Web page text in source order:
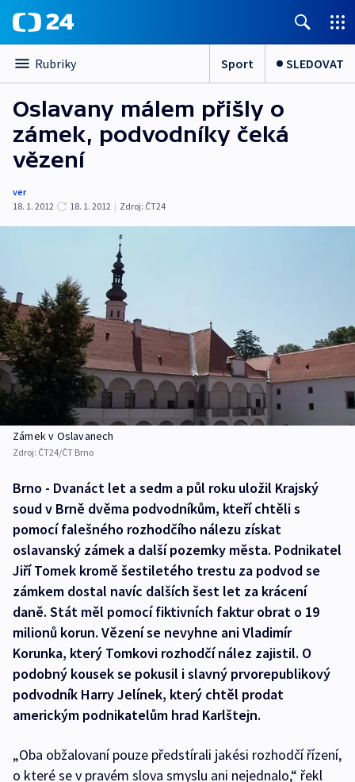
Rubriky Sport SLEDOVAT
Oslavany málem přišly o
zámek, podvodníky čeká
vězení
ver
18. 1. 2012
18. 1. 2012 | Zdroj: ČT24
Zámek v Oslavanech
Zdroj: ČT24/ČT Brno
Brno - Dvanáct let a sedm a půl roku uložil Krajský
soud v Brně dvěma podvodníkům, kteří chtěli s
pomocí falešného rozhodčího nálezu získat
oslavanský zámek a další pozemky města. Podnikatel
Jiří Tomek kromě šestiletého trestu za podvod se
zámkem dostal navíc dalších šest let za krácení
daně. Stát měl pomocí fiktivních faktur obrat o 19
milionů korun. Vězení se nevyhne ani Vladimír
Korunka, který Tomkovi rozhodčí nález zajistil. O
podobný kousek se pokusil i slavný prvorepublikový
podvodník Harry Jelínek, který chtěl prodat
americkým podnikatelům hrad Karlštejn.
„Oba obžalovaní pouze předstírali jakési rozhodčí řízení,
o které se v pravém slova smyslu ani nejednalo,“ řekl